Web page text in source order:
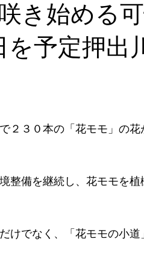
き始める
を予定押
２３０本の「花モモ」の
整備を継続し、花モモを
けでなく、「花モモの小